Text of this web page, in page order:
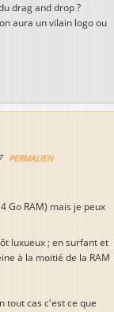
drag and drop ?
aura un vilain logo ou
PERMALIEN
Go RAM) mais je peux
luxueux ; en surfant et
à la moitié de la RAM
tout cas c'est ce que